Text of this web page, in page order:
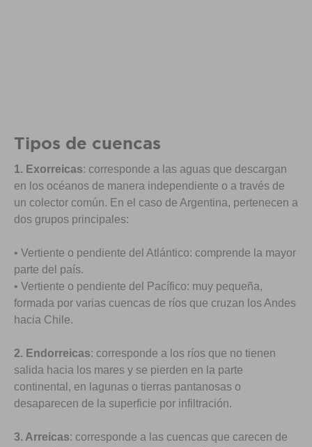
Tipos de cuencas
1. Exorreicas: corresponde a las aguas que descargan
en los océanos de manera independiente o a través de
un colector común. En el caso de Argentina, pertenecen a
dos grupos principales:
• Vertiente o pendiente del Atlántico: comprende la mayor
parte del país.
• Vertiente o pendiente del Pacífico: muy pequeña,
formada por varias cuencas de ríos que cruzan los Andes
hacia Chile.
2. Endorreicas: corresponde a los ríos que no tienen
salida hacia los mares y se pierden en la parte
continental, en lagunas o tierras pantanosas o
desaparecen de la superficie por infiltración.
3. Arreicas: corresponde a las cuencas que carecen de